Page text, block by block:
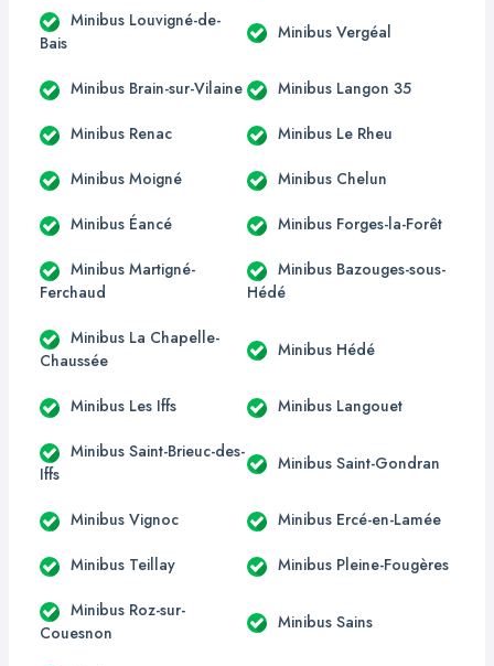
Minibus Louvigné-de-
Bais
Minibus Vergéal
Minibus Brain-sur-Vilaine Minibus Langon 35
Minibus Renac Minibus Le Rheu
Minibus Moigné Minibus Chelun
Minibus Éancé Minibus Forges-la-Forêt
Minibus Martigné-
Ferchaud
Minibus Bazouges-sous-
Hédé
Minibus La Chapelle-
Chaussée
Minibus Hédé
Minibus Les Iffs Minibus Langouet
Minibus Saint-Brieuc-des-
Iffs
Minibus Saint-Gondran
Minibus Vignoc Minibus Ercé-en-Lamée
Minibus Teillay Minibus Pleine-Fougères
Minibus Roz-sur-
Couesnon
Minibus Sains